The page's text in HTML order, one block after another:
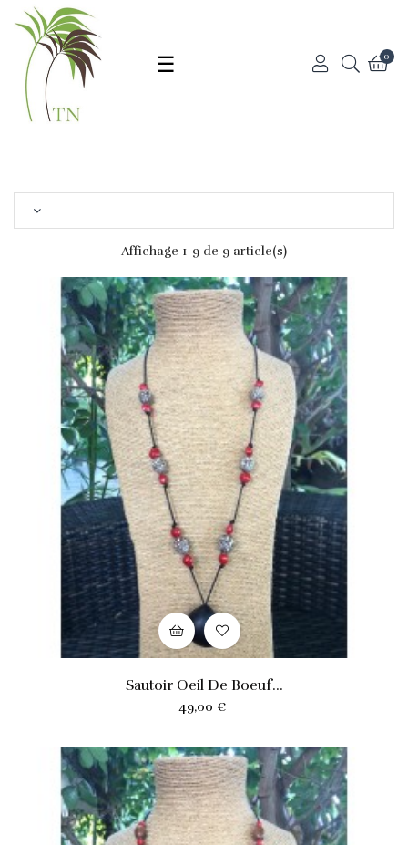
Basculer
☰ 0
Affichage 1-9 de 9 article(s)
Sautoir Oeil De Boeuf...
Prix
49,00 €